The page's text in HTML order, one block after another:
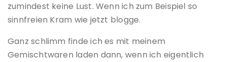
zumindest keine Lust. Wenn ich zum Beispiel so
sinnfreien Kram wie jetzt blogge.
Ganz schlimm finde ich es mit meinem
Gemischtwaren laden dann, wenn ich eigentlich